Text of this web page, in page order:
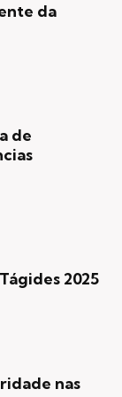
da
de
2025
nas